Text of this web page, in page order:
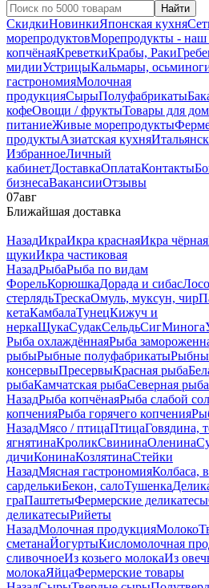
Найти
СкидкиНовинкиЯпонская кухня
морепродуктовМорепродукты - наш
копчёнаяКреветкиКрабы, Раки
мидииУстрицыКальмары,
гастрономияМолочная
продукцияСырыПолуфабрикаты
кофеОвощи / фруктыТовары для
питаниеЖивые морепродукты
продуктыАзиатская кухня
ИзбранноеЛичный
кабинетДоставкаОплатаКонтакты
бизнесаВакансииОтзывы
07авг
Ближайшая доставка
НазадИкраИкра краснаяИкра чёрная
щукиИкра частиковая
НазадРыбаРыба по видам
ФорельКорюшкаДорада и сибас
стерлядьТрескаОмуль, муксун, чир
кетаКамбалаТунецКижуч и
неркаЩукаСудакСельдьСигМинога
Рыба охлаждённаяРыба
рыбыРыбные полуфабрикаты
консервыПресервыКрасная рыба
рыбаКамчатская рыбаСеверная рыба
НазадРыба копчёнаяРыба слабой
копченияРыба горячего копчения
НазадМясо / птицаПтицаГовядина,
ягнятинаКроликСвининаОленина
дичиКонинаКозлятинаСтейки
НазадМясная гастрономияКолбаса,
сарделькиБекон, салоТушенка
граПаштетыФермерские деликатесы
деликатесыРийеты
НазадМолочная продукцияМолоко
сметанаЙогуртыКисломолочная
сливочноеИз козьего молокаИз
молокаЯйцаФермерские товары